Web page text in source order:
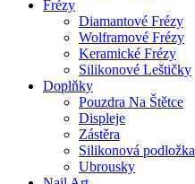
Frézy
Diamantové Frézy
Wolframové Frézy
Keramické Frézy
Silikonové Leštičky
Doplňky
Pouzdra Na Štětce
Displeje
Zástěra
Silikonová podložka
Ubrousky